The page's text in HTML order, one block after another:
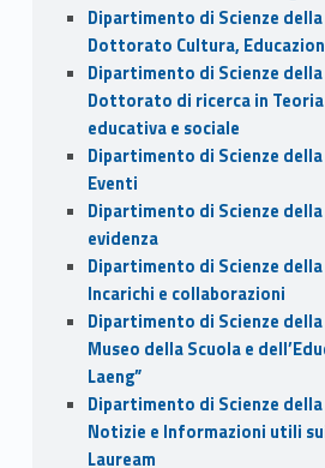
Dipartimento di Scienze
Dottorato Cultura,
Dipartimento di Scienze
Dottorato di ricerca in
educativa e sociale
Dipartimento di Scienze
Eventi
Dipartimento di Scienze
evidenza
Dipartimento di Scienze
Incarichi e collaborazioni
Dipartimento di Scienze
Museo della Scuola e
Laeng”
Dipartimento di Scienze
Notizie e Informazioni utili
Lauream